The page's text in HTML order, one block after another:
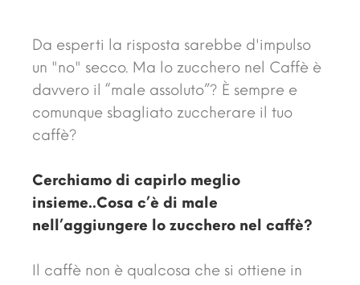
Da esperti la risposta sarebbe d'impulso
un "no" secco. Ma lo zucchero nel Caffè è
davvero il “male assoluto”? È sempre e
comunque sbagliato zuccherare il tuo
caffè?
Cerchiamo di capirlo meglio
insieme..Cosa c’è di male
nell’aggiungere lo zucchero nel caffè?
Il caffè non è qualcosa che si ottiene in